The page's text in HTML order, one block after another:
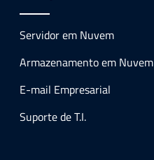
Servidor em Nuvem
Armazenamento em Nuvem
E-mail Empresarial
Suporte de T.I.